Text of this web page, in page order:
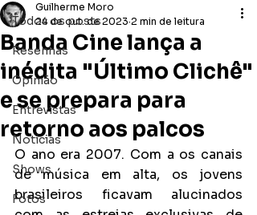
Todos os posts
Resenhas
Opinião
Entrevistas
Notícias
Shows
Fotos
Banda Cine lança a
inédita "Último Clichê"
e se prepara para
retorno aos palcos
Guilherme Moro
24 de out. de 2023 2 min de leitura
O ano era 2007. Com a os canais
de música em alta, os jovens
brasileiros ficavam alucinados